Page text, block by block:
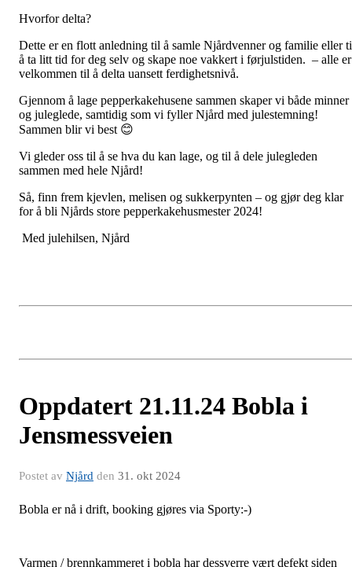
Hvorfor delta?
Dette er en flott anledning til å samle Njårdvenner og familie eller
å ta litt tid for deg selv og skape noe vakkert i førjulstiden. – alle er
velkommen til å delta uansett ferdighetsnivå.
Gjennom å lage pepperkakehusene sammen skaper vi både minner
og juleglede, samtidig som vi fyller Njård med julestemning!
Sammen blir vi best 😊
Vi gleder oss til å se hva du kan lage, og til å dele julegleden
sammen med hele Njård!
Så, finn frem kjevlen, melisen og sukkerpynten – og gjør deg klar
for å bli Njårds store pepperkakehusmester 2024!
Med julehilsen, Njård
Oppdatert 21.11.24 Bobla i
Jensmessveien
Postet av Njård den 31. okt 2024
Bobla er nå i drift, booking gjøres via Sporty:-)
Varmen / brennkammeret i bobla har dessverre vært defekt siden